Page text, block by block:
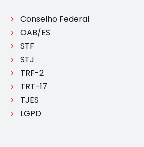
Conselho Federal
OAB/ES
STF
STJ
TRF-2
TRT-17
TJES
LGPD